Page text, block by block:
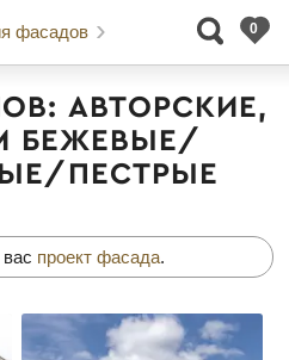
фасадов
АВТОРСКИЕ,
БЕЖЕВЫЕ/
ПЕСТРЫЕ
проект фасада.